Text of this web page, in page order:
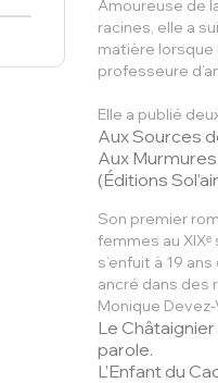
Amoureuse de
racines, elle a
matière lorsque
professeure
Elle a publié
Aux Sources
Aux
(Éditions
Son premier
femmes au
s’enfuit à 19
ancré dans des
Monique
Le
parole.
L’Enfant du